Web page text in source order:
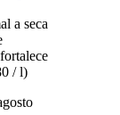
a seca
/ l)